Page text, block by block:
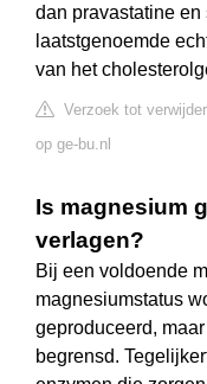
dan pravastatine
laatstgenoemde
van het
Verzoek tot
op ge-bu.nl
Is magnesium
verlagen?
Bij een voldoende
magnesiumstatus
geproduceerd,
begrensd.